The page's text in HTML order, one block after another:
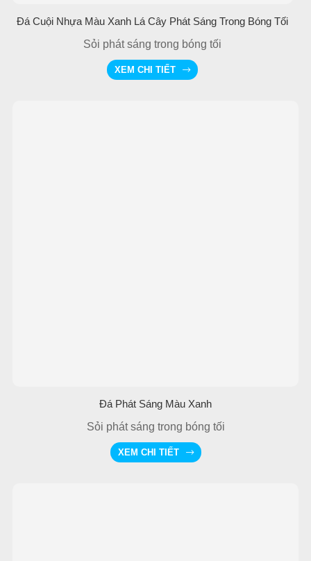
Đá Cuội Nhựa Màu Xanh Lá Cây Phát Sáng Trong Bóng Tối
Sỏi phát sáng trong bóng tối
XEM CHI TIẾT
Đá Phát Sáng Màu Xanh
Sỏi phát sáng trong bóng tối
XEM CHI TIẾT